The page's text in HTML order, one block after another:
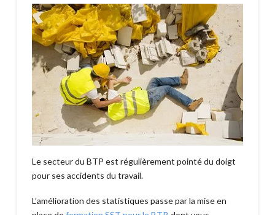
Le secteur du BTP est régulièrement pointé du doigt
pour ses accidents du travail.
L’amélioration des statistiques passe par la mise en